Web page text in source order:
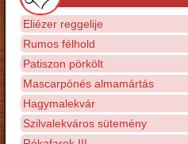
Eliézer reggelije
Rumos félhold
Patiszon pörkölt
Mascarpónés almamártás
Hagymalekvár
Szilvalekváros sütemény